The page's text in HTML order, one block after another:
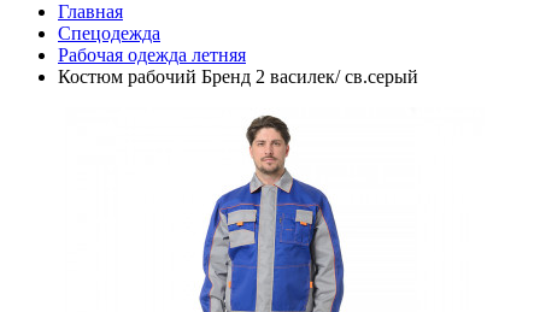
Главная
Спецодежда
Рабочая одежда летняя
Костюм рабочий Бренд 2 василек/ св.серый